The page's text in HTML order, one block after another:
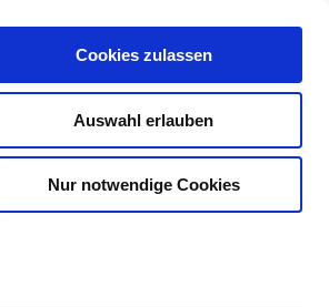
Cookies zulassen
Auswahl erlauben
Nur notwendige Cookies